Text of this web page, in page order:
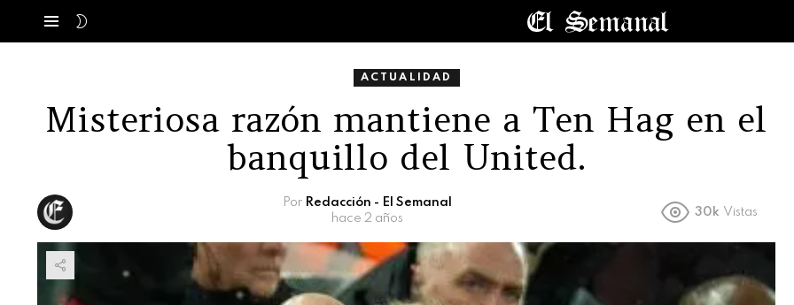
ACTUALIDAD
Misteriosa razón mantiene a Ten Hag en el
banquillo del United.
Por Redacción - El Semanal
hace 2 años
30k Vistas